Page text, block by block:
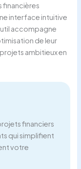
financières
interface intuitive
accompagne
de leur
ambitieux en
financiers
qui simplifient
votre